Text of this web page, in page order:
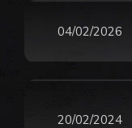
04/02/2026
20/02/2024